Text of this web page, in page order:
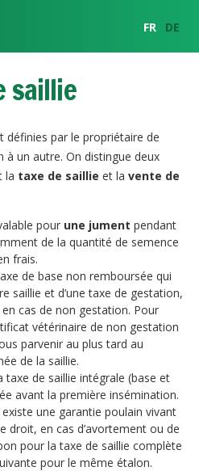
par le cabinet pour la Suisse
semence
FR DE
saillie
définies par le propriétaire de
à un autre. On distingue deux
la taxe de saillie et la vente de
pour une jument pendant
de la quantité de semence
frais.
de base non remboursée qui
saillie et d’une taxe de gestation,
cas de non gestation. Pour
vétérinaire de non gestation
parvenir au plus tard au
de la saillie.
taxe de saillie intégrale (base et
avant la première insémination.
une garantie poulain vivant
droit, en cas d’avortement ou de
pour la taxe de saillie complète
pour le même étalon.